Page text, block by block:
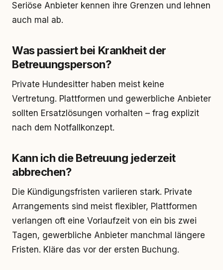
Seriöse Anbieter kennen ihre Grenzen und lehnen
auch mal ab.
Was passiert bei Krankheit der
Betreuungsperson?
Private Hundesitter haben meist keine
Vertretung. Plattformen und gewerbliche Anbieter
sollten Ersatzlösungen vorhalten – frag explizit
nach dem Notfallkonzept.
Kann ich die Betreuung jederzeit
abbrechen?
Die Kündigungsfristen variieren stark. Private
Arrangements sind meist flexibler, Plattformen
verlangen oft eine Vorlaufzeit von ein bis zwei
Tagen, gewerbliche Anbieter manchmal längere
Fristen. Kläre das vor der ersten Buchung.